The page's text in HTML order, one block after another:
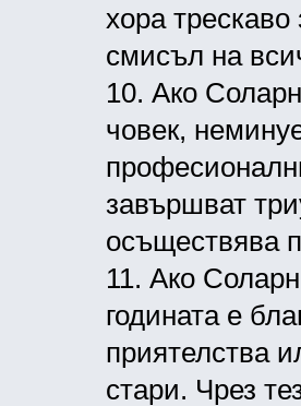
хора
смисъл на
10. Ако
човек,
завършват
осъществява
11. Ако
годината е
приятелства
стари. Чрез